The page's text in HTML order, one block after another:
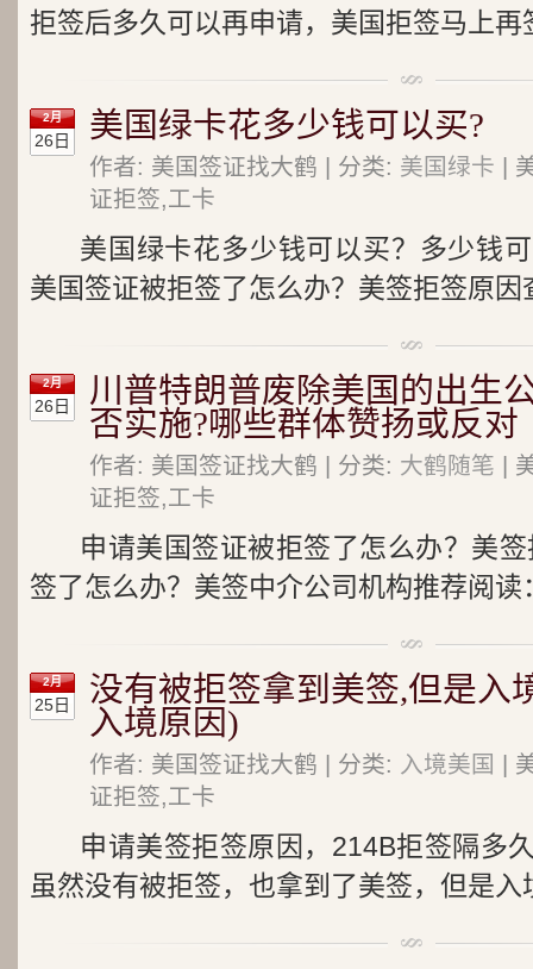
拒签后多久可以再申请，美国拒签马上
2月
26日 美国绿卡花多少钱可以买?
作者: 美国签证找大鹤 | 分类: 美国绿卡 |
证拒签,工卡
美国绿卡花多少钱可以买？多少钱
美国签证被拒签了怎么办？美签拒签原
2月
26日
川普特朗普废除美国的出生
否实施?哪些群体赞扬或反对
作者: 美国签证找大鹤 | 分类: 大鹤随笔 |
证拒签,工卡
申请美国签证被拒签了怎么办？美
签了怎么办？美签中介公司机构推荐阅
2月
25日
没有被拒签拿到美签,但是入
入境原因)
作者: 美国签证找大鹤 | 分类: 入境美国
|
证拒签,工卡
申请美签拒签原因，214B拒签隔多
虽然没有被拒签，也拿到了美签，但是